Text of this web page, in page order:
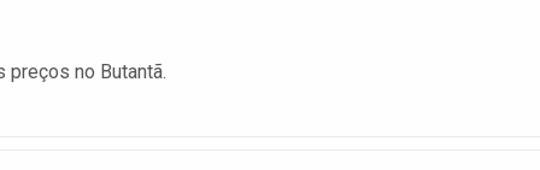
preços no Butantã.